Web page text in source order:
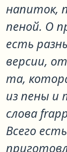
напиток,
пеной. О
есть
версии,
та,
из пены и
слова
Всего есть